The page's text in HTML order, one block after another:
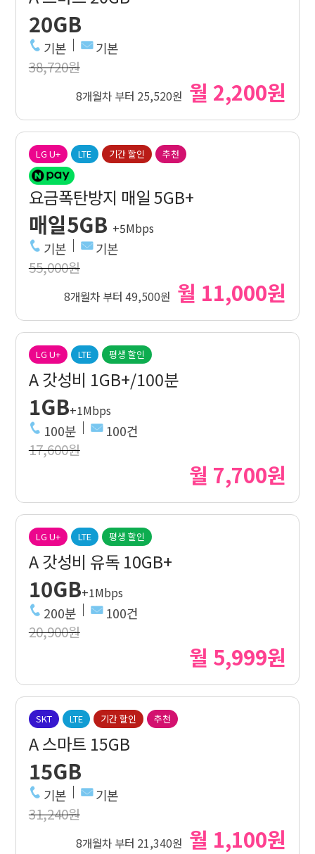
20GB
기본 기본
38,720원
8개월차 부터 25,520원 월 2,200원
LG U+ LTE 기간 할인 추천
요금폭탄방지 매일 5GB+
매일5GB +5Mbps
기본 기본
55,000원
8개월차 부터 49,500원 월 11,000원
LG U+ LTE 평생 할인
A 갓성비 1GB+/100분
1GB+1Mbps
100분 100건
17,600원
월 7,700원
LG U+ LTE 평생 할인
A 갓성비 유독 10GB+
10GB+1Mbps
200분 100건
20,900원
월 5,999원
SKT LTE 기간 할인 추천
A 스마트 15GB
15GB
기본 기본
31,240원
8개월차 부터 21,340원 월 1,100원